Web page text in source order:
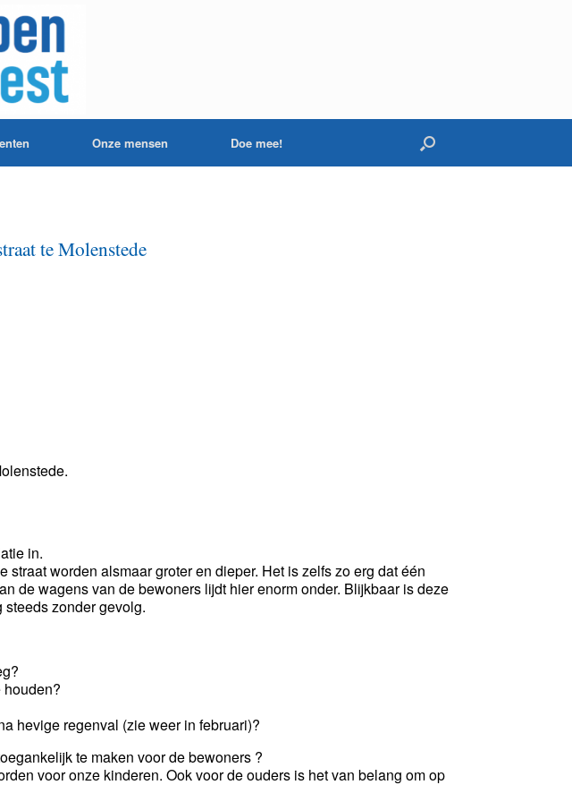
Onze mensen Doe mee!
te Molenstede
in.
worden alsmaar groter en dieper. Het is zelfs zo erg dat één
de wagens van de bewoners lijdt hier enorm onder. Blijkbaar is deze
zonder gevolg.
houden?
hevige regenval (zie weer in februari)?
te maken voor de bewoners ?
voor onze kinderen. Ook voor de ouders is het van belang om op